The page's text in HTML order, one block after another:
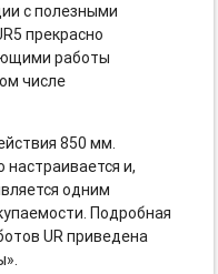
с полезными
прекрасно
работы
числе
850 мм.
настраивается и,
одним
Подробная
UR приведена